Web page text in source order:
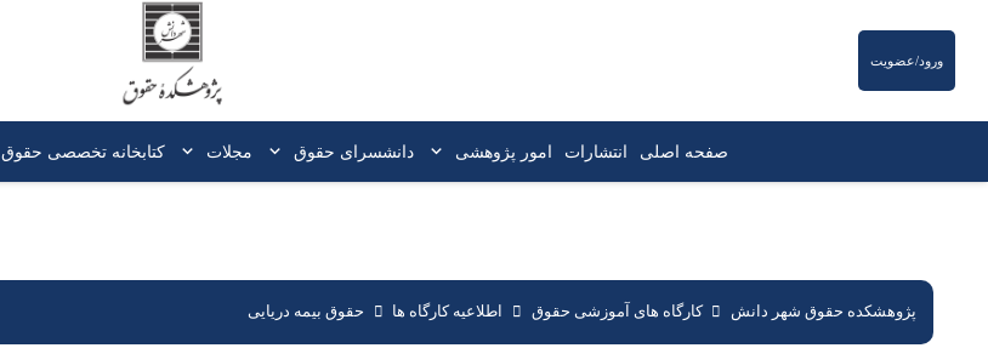
ورود/عضویت
صفحه اصلی انتشارات امور پژوهشی دانشسرای حقوق مجلات کتابخانه‌ تخصصی حقوق
پژوهشکده حقوق شهر دانش کارگاه های آموزشی حقوق اطلاعیه کارگاه ها حقوق بیمه دریایی